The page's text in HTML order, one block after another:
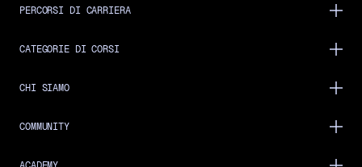
PERCORSI DI CARRIERA
CATEGORIE DI CORSI
CHI SIAMO
COMMUNITY